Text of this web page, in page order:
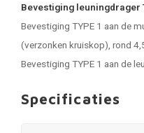
Bevestiging leuningdrager
Bevestiging TYPE 1 aan de
(verzonken kruiskop), rond
Bevestiging TYPE 1 aan de
Specificaties